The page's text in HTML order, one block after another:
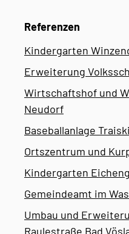
Referenzen
Kindergarten
Erweiterung
Wirtschaftshof und
Neudorf
Baseballanlage
Ortszentrum und
Kindergarten
Gemeindeamt im
Umbau und
Raulestraße Bad